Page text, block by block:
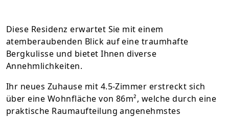
Diese Residenz erwartet Sie mit einem
atemberaubenden Blick auf eine traumhafte
Bergkulisse und bietet Ihnen diverse
Annehmlichkeiten.
Ihr neues Zuhause mit 4.5-Zimmer erstreckt sich
über eine Wohnfläche von 86m², welche durch eine
praktische Raumaufteilung angenehmstes